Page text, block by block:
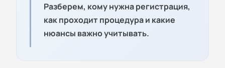
Разберем, кому нужна регистрация,
как проходит процедура и какие
нюансы важно учитывать.